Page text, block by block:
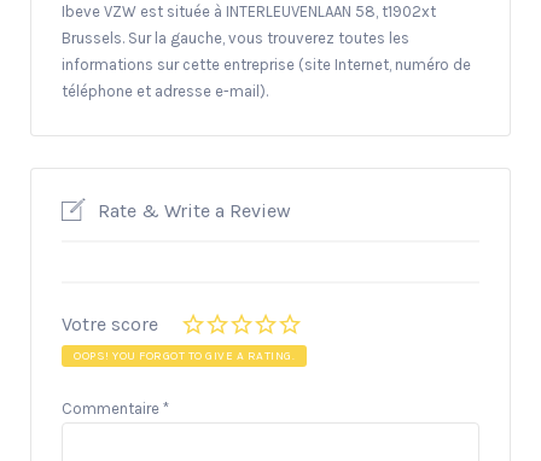
Ibeve VZW est située à INTERLEUVENLAAN 58, t1902xt
Brussels. Sur la gauche, vous trouverez toutes les
informations sur cette entreprise (site Internet, numéro de
téléphone et adresse e-mail).
Rate & Write a Review
Votre score
OOPS! YOU FORGOT TO GIVE A RATING.
Commentaire *